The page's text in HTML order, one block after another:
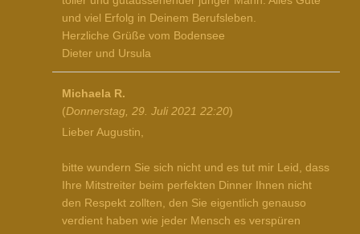
und viel Erfolg in Deinem Berufsleben.
Herzliche Grüße vom Bodensee
Dieter und Ursula
Michaela R.
(Donnerstag, 29. Juli 2021 22:20)
Lieber Augustin,
bitte wundern Sie sich nicht und es tut mir Leid, dass
Ihre Mitstreiter beim perfekten Dinner Ihnen nicht
den Respekt zollten, den Sie eigentlich genauso
verdient haben wie jeder Mensch es verspüren